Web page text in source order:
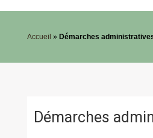
Accueil » Démarches
Démarches